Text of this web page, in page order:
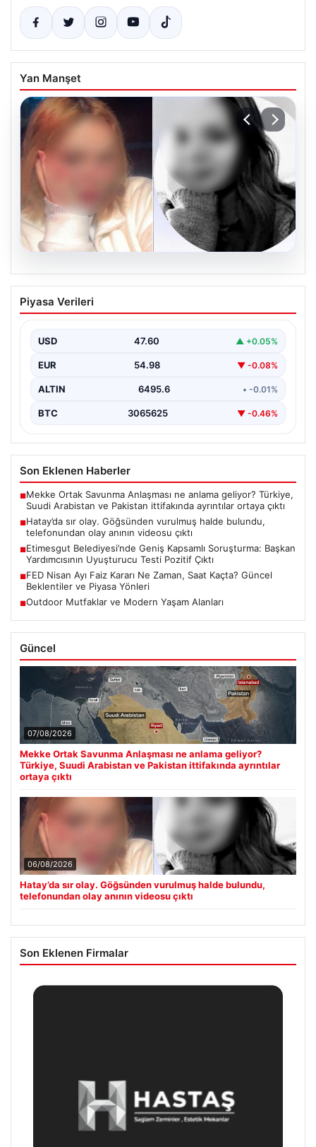
Yan Manşet
06.08.2026
Hatay’da sır olay. Göğsünden vurulmuş
halde bulundu, telefonundan olay anının
{"title": "Hatay’da Gizemli Olay: Göğsünden Yaralanan
Piyasa Verileri
USD 47.60 ▲ +0.05%
EUR 54.98 ▼ -0.08%
ALTIN 6495.6 • -0.01%
BTC 3065625 ▼ -0.46%
Son Eklenen Haberler
■Mekke Ortak Savunma Anlaşması ne anlama geliyor? Türkiye,
Suudi Arabistan ve Pakistan ittifakında ayrıntılar ortaya çıktı
■Hatay’da sır olay. Göğsünden vurulmuş halde bulundu,
telefonundan olay anının videosu çıktı
■Etimesgut Belediyesi’nde Geniş Kapsamlı Soruşturma: Başkan
Yardımcısının Uyuşturucu Testi Pozitif Çıktı
■FED Nisan Ayı Faiz Kararı Ne Zaman, Saat Kaçta? Güncel
Beklentiler ve Piyasa Yönleri
■Outdoor Mutfaklar ve Modern Yaşam Alanları
Güncel
07/08/2026
Mekke Ortak Savunma Anlaşması ne anlama geliyor?
Türkiye, Suudi Arabistan ve Pakistan ittifakında ayrıntılar
ortaya çıktı
06/08/2026
Hatay’da sır olay. Göğsünden vurulmuş halde bulundu,
telefonundan olay anının videosu çıktı
Son Eklenen Firmalar